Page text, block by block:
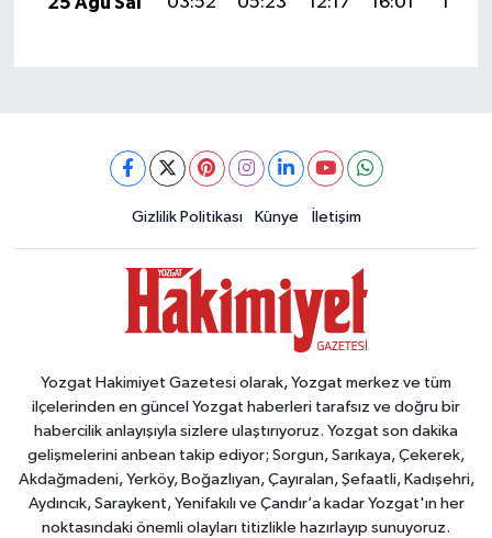
Gizlilik Politikası Künye İletişim
Yozgat Hakimiyet Gazetesi olarak, Yozgat merkez ve tüm
ilçelerinden en güncel Yozgat haberleri tarafsız ve doğru bir
habercilik anlayışıyla sizlere ulaştırıyoruz. Yozgat son dakika
gelişmelerini anbean takip ediyor; Sorgun, Sarıkaya, Çekerek,
Akdağmadeni, Yerköy, Boğazlıyan, Çayıralan, Şefaatli, Kadışehri,
Aydıncık, Saraykent, Yenifakılı ve Çandır’a kadar Yozgat'ın her
noktasındaki önemli olayları titizlikle hazırlayıp sunuyoruz.